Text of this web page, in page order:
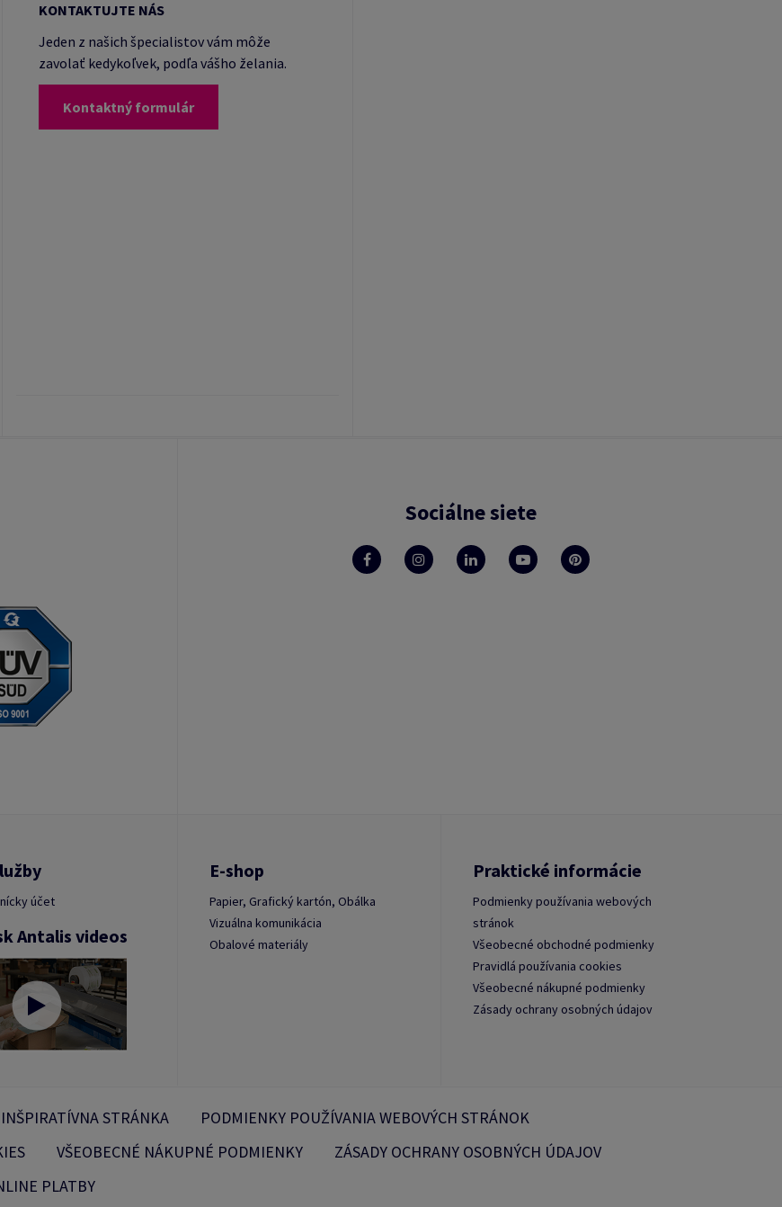
KONTAKTUJTE NÁS
Jeden z našich špecialistov vám môže
zavolať kedykoľvek, podľa vášho želania.
Kontaktný formulár
Sociálne siete
účet
Antalis videos
E-shop
Papier, Grafický kartón, Obálka
Vizuálna komunikácia
Obalové materiály
Praktické informácie
Podmienky používania webových
stránok
Všeobecné obchodné podmienky
Pravidlá používania cookies
Všeobecné nákupné podmienky
Zásady ochrany osobných údajov
INŠPIRATÍVNA STRÁNKA
PODMIENKY POUŽÍVANIA WEBOVÝCH STRÁNOK
VŠEOBECNÉ NÁKUPNÉ PODMIENKY
ZÁSADY OCHRANY OSOBNÝCH ÚDAJOV
PLATBY